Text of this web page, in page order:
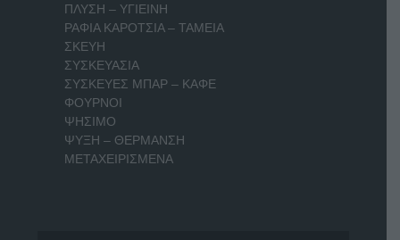
ΠΛΥΣΗ – ΥΓΙΕΙΝΗ
ΡΑΦΙΑ ΚΑΡΟΤΣΙΑ – ΤΑΜΕΙΑ
ΣΚΕΥΗ
ΣΥΣΚΕΥΑΣΙΑ
ΣΥΣΚΕΥΕΣ ΜΠΑΡ – ΚΑΦΕ
ΦΟΥΡΝΟΙ
ΨΗΣΙΜΟ
ΨΥΞΗ – ΘΕΡΜΑΝΣΗ
ΜΕΤΑΧΕΙΡΙΣΜΕΝΑ